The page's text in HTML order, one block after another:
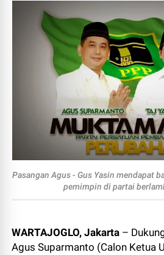
Pasangan Agus - Gus Yasin mendapat
pemimpin di partai
WARTAJOGLO, Jakarta –
Agus Suparmanto (Calon Ketua